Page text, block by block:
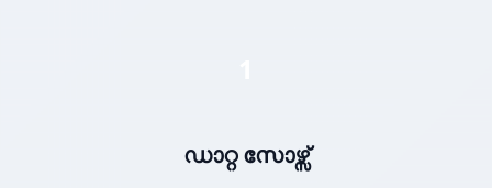
ഡാറ്റ സോഴ്സ്